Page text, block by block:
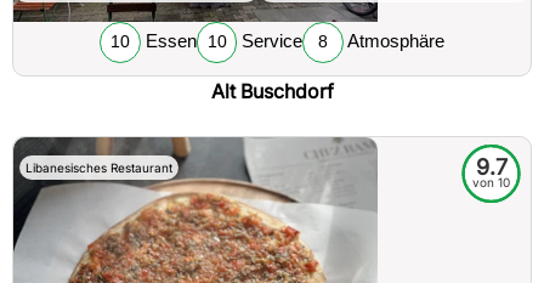
10 Essen 10 Service 8 Atmosphäre
Alt Buschdorf
Libanesisches Restaurant 9.7
von 10